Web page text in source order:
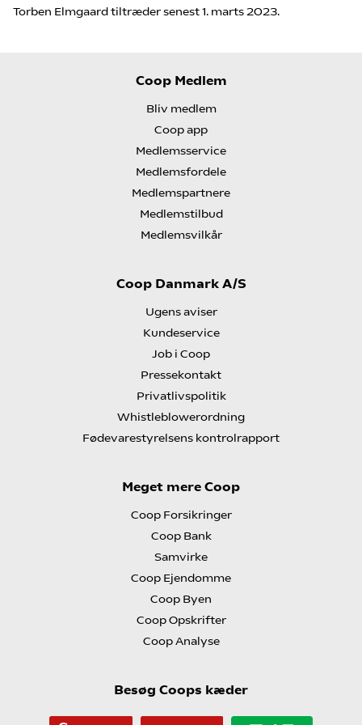
Torben Elmgaard tiltræder senest 1. marts 2023.
Coop Medlem
Bliv medlem
Coop app
Medlemsservice
Medlemsfordele
Medlemspartnere
Medlemstilbud
Medlemsvilkår
Coop Danmark A/S
Ugens aviser
Kundeservice
Job i Coop
Pressekontakt
Privatlivspolitik
Whistleblowerordning
Fødevarestyrelsens kontrolrapport
Meget mere Coop
Coop Forsikringer
Coop Bank
Samvirke
Coop Ejendomme
Coop Byen
Coop Opskrifter
Coop Analyse
Besøg Coops kæder